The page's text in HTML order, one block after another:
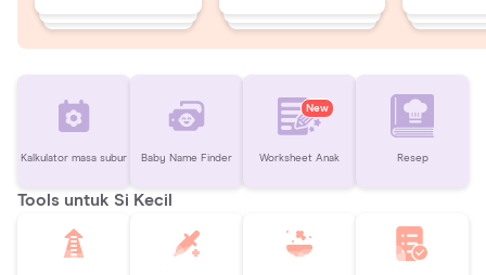
Kalkulator masa subur Baby Name Finder
New
Worksheet Anak Resep
Tools untuk Si Kecil